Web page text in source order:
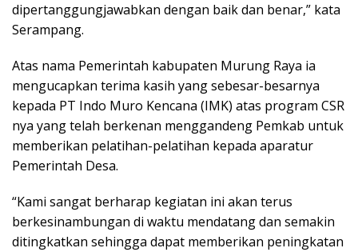
dipertanggungjawabkan dengan baik dan benar,” kata
Serampang.
Atas nama Pemerintah kabupaten Murung Raya ia
mengucapkan terima kasih yang sebesar-besarnya
kepada PT Indo Muro Kencana (IMK) atas program CSR
nya yang telah berkenan menggandeng Pemkab untuk
memberikan pelatihan-pelatihan kepada aparatur
Pemerintah Desa.
“Kami sangat berharap kegiatan ini akan terus
berkesinambungan di waktu mendatang dan semakin
ditingkatkan sehingga dapat memberikan peningkatan